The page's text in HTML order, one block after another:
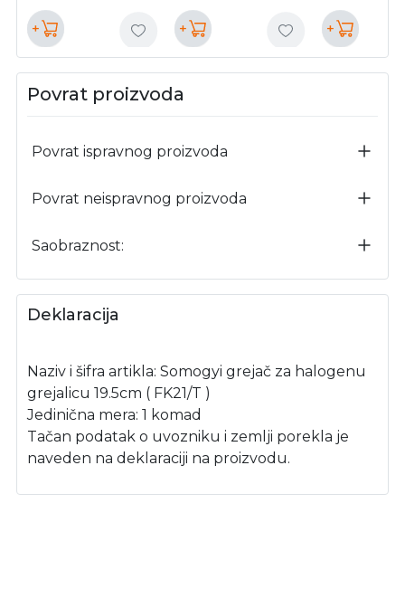
+ + +
Povrat proizvoda
Povrat ispravnog proizvoda
Povrat neispravnog proizvoda
Saobraznost:
Deklaracija
Naziv i šifra artikla: Somogyi grejač za halogenu
grejalicu 19.5cm ( FK21/T )
Jedinična mera: 1 komad
Tačan podatak o uvozniku i zemlji porekla je
naveden na deklaraciji na proizvodu.